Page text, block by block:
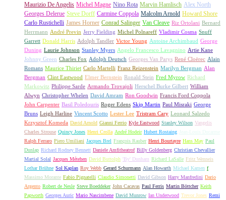
Maurizio De Angelis Michel Magne Nino Rota Marvin Hamlisch Alex North
Georges Delerue Steve Dorff Carmine Coppola Malcolm Arnold Howard Shore
Carlo Rustichelli James Horner Conrad Salinger Van Cleave Riz Ortolani Bernard
Herrmann André Previn Jerry Fielding Michel Polnareff Vladimir Cosma Snuff
Garrett Donald Harris Adolph Tandler Victor Young Antoine Archimbaud George
Duning Laurie Johnson Stanley Myers Angelo Francesco Lavagnino Artie Kane
Johnny Green Charles Fox Adolph Deutsch Georges Van Parys René Cloërec Alain
Romans Maurice Thiriet Carlo Martelli Franz Reizenstein Marilyn Bergman Alan
Bergman Clint Eastwood Elmer Bernstein Ronald Stein Fred Myrow Richard
Markowitz Philippe Sarde Armando Trovajoli Herschel Burke Gilbert William
Alwyn Christopher Whelen David Amram Ron Goodwin Francis Ford Coppola
John Carpenter Basil Poledouris Roger Edens Skip Martin Paul Misraki George
Bruns Leigh Harline Vincent Scotto Lester Lee Tristram Cary Leonard Salzedo
Krzysztof Komeda David Arnold Gianni Ferrio Kyle Eastwood Stanley Wilson Vangelis
Charles Strouse Quincy Jones Henri Crolla André Hodeir Hubert Rostaing Jean-Louis Ducarme
Ralph Ferraro Piero Umiliani Jacques Brel François Rauber Henri Bourtayre Hans May Paul
Dunlap Richard Rodney Bennett Daniele Amfitheatrof Billy Goldenberg Christian Chevallier
Martial Solal Jacques Métehen David Buttolph 'By' Dunham Richard LaSalle Fritz Wenneis
Lothar Brühne Sol Kaplan Roy Webb Gerard Schurmann Alan Howarth Michael Kamen f
Massimo Morante Fabio Pignatelli Claudio Simonetti David Gibson Harry Manfredini Dario
Argento Robert de Nesle Steve Boeddeker John Cacavas Paul Ferris Martin Böttcher Keith
Papworth Georges Auric Mario Nascimbene David Munrow Ian Underwood Trevor Jones Remi